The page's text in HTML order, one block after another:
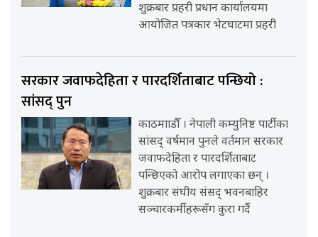
शुक्रबार प्रहरी प्रधान कार्यालयमा
आयोजित पत्रकार भेटघाटमा प्रहरी
सरकार जवाफदेहिता र पारदर्शिताबाट पन्छियो :
सांसद् पुन
काठमााडौँ । नेपाली कम्युनिष्ट पार्टीका
सांसद् वर्षमान पुनले वर्तमान सरकार
जवाफदेहिता र पारदर्शिताबाट
पन्छिएको आरोप लगाएका छन् ।
शुक्रबार संघीय संसद् भवनबाहिर
सञ्चारकर्मीहरूसँग कुरा गर्दै